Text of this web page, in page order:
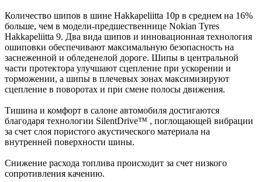
Количество шипов в шине Hakkapeliitta 10p в среднем на 16%
больше, чем в модели-предшественнице Nokian Tyres
Hakkapeliitta 9. Два вида шипов и инновационная технология
ошиповки обеспечивают максимальную безопасность на
заснеженной и обледенелой дороге. Шипы в центральной
части протектора улучшают сцепление при ускорении и
торможении, а шипы в плечевых зонах максимизируют
сцепление в поворотах и при смене полосы движения.
Тишина и комфорт в салоне автомобиля достигаются
благодаря технологии SilentDrive™ , поглощающей вибрации
за счет слоя пористого акустического материала на
внутренней поверхности шины.
Снижение расхода топлива происходит за счет низкого
сопротивления качению.